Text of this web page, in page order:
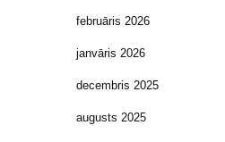
februāris 2026
janvāris 2026
decembris 2025
augusts 2025